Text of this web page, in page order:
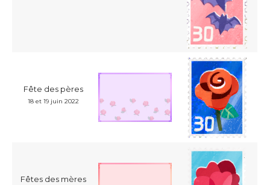
Fête des pères
18 et 19 juin 2022
Fêtes des mères